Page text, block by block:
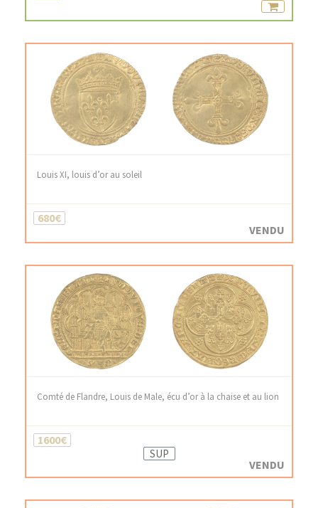
Louis XI, louis d’or au soleil
680€
VENDU
Comté de Flandre, Louis de Male, écu d’or à la chaise et au lion
1600€
SUP
VENDU